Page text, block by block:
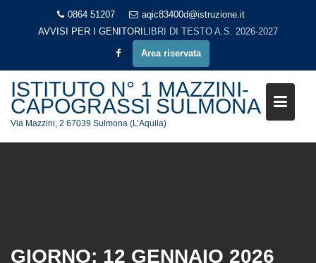
0864 51207
aqic83400d@istruzione.it
AVVISI PER I GENITORI LIBRI DI TESTO A.S. 2026-2027
Area riservata
ISTITUTO N° 1 MAZZINI-
CAPOGRASSI SULMONA
Via Mazzini, 2 67039 Sulmona (L’Aquila)
GIORNO: 12 GENNAIO 2026